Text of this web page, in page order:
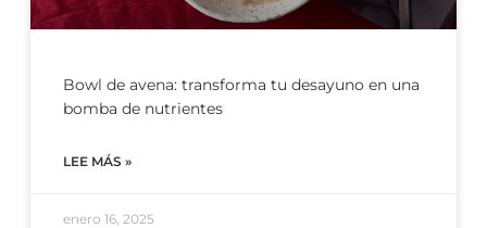
Bowl de avena: transforma tu desayuno en una
bomba de nutrientes
LEE MÁS »
enero 16, 2025